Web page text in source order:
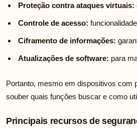
Proteção contra ataques virtuais:
Controle de acesso:
Ciframento de informações:
Atualizações de software: para
Portanto, mesmo em dispositivos com
souber quais funções buscar e como
Principais recursos de